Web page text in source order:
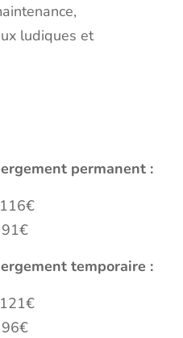
ludiques et
permanent :
temporaire :